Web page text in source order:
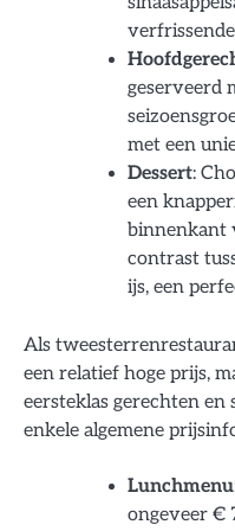
geserveerd
met een
Dessert:
een
binnenkant
contrast
ijs, een
Als
een relatief hoge prijs,
eersteklas gerechten
enkele algemene
Lunchmenu
ongeveer €